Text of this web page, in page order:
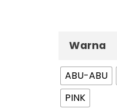
Warna
ABU-ABU
PINK